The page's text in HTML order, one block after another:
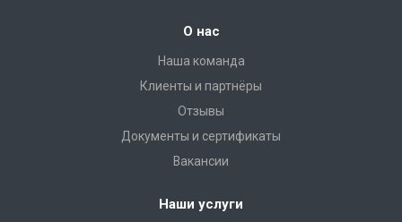
О нас
Наша команда
Клиенты и партнёры
Отзывы
Документы и сертификаты
Вакансии
Наши услуги